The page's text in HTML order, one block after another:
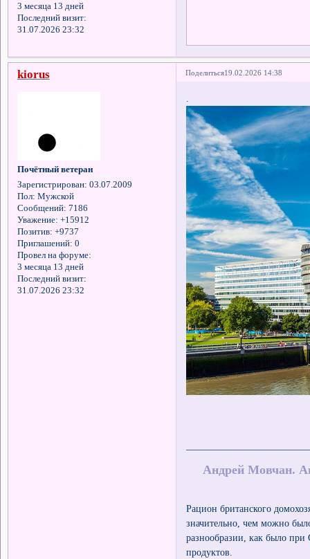
3 месяца 13 дней
Последний визит:
31.07.2026 23:32
Поделиться19.02.2026 14:38
kiorus
Почётный ветеран
Зарегистрирован: 03.07.2009
Пол: Мужской
Сообщений: 7186
Уважение: +15912
Позитив: +9737
Приглашений: 0
Провел на форуме:
3 месяца 13 дней
Последний визит:
31.07.2026 23:32
.
Андрей Мовчан.
Рацион британского
значительно, чем можно
разнообразии, как было
продуктов.